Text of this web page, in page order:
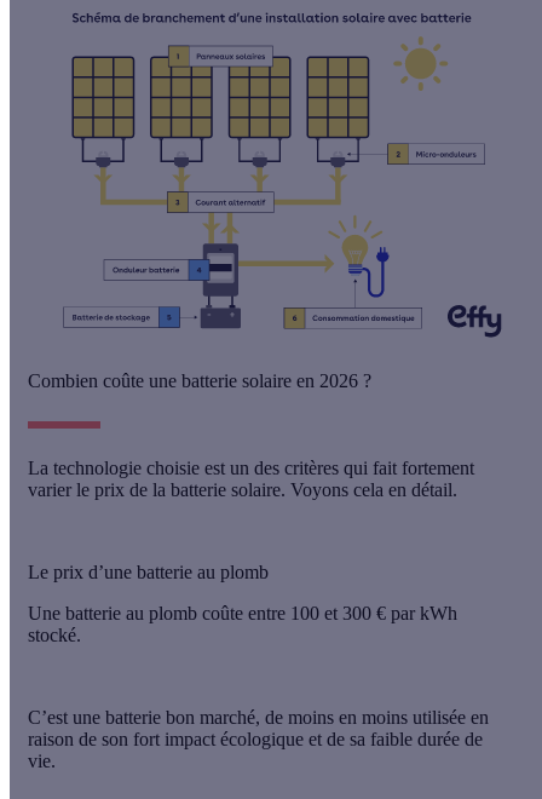
Combien coûte une batterie solaire en 2026 ?
La technologie choisie est un des critères qui fait fortement
varier le prix de la batterie solaire. Voyons cela en détail.
Le prix d’une batterie au plomb
Une batterie au plomb coûte entre 100 et 300 € par kWh
stocké.
C’est une batterie bon marché, de moins en moins utilisée en
raison de son fort impact écologique et de sa faible durée de
vie.